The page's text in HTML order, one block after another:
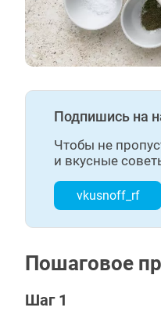
Подпишись на
Чтобы не
и вкусные
vkusnoff_rf
Пошаговое
Шаг 1